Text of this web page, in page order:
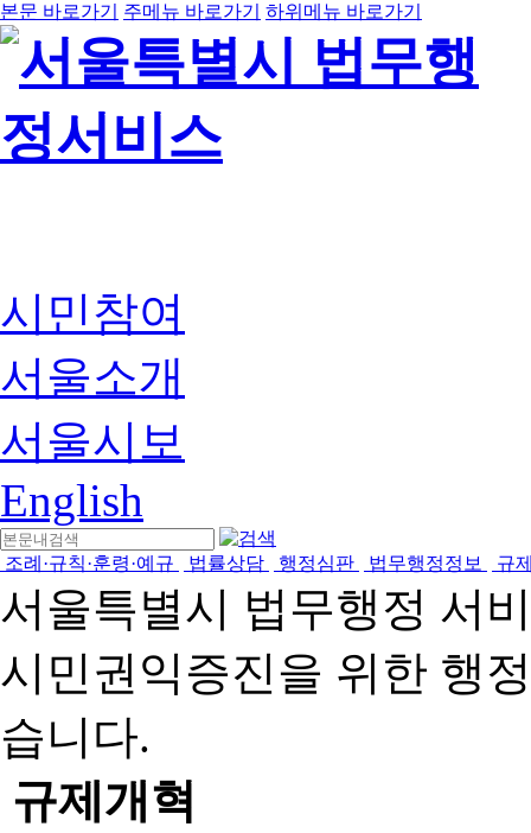
본문 바로가기 주메뉴 바로가기 하위메뉴 바로가기
시민참여
서울소개
서울시보
English
조례·규칙·훈령·예규 법률상담 행정심판 법무행정정보 규
서울특별시 법무행정 서
시민권익증진을 위한 행
습니다.
규제개혁